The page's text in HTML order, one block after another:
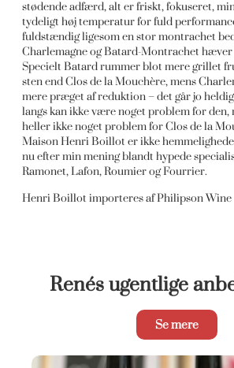
stødende adfærd, alt er friskt, fokuseret,
tydeligt høj temperatur for fuld
fuldstændig ligesom en stor montrachet
Charlemagne og Batard-Montrachet hæver
Specielt Batard rummer blot mere grillet
sten end Clos de la Mouchère, mens
mere præget af reduktion – det går jo
langs kan ikke være noget problem for den,
heller ikke noget problem for Clos de la
Maison Henri Boillot er ikke
nu efter min mening blandt hypede
Ramonet, Lafon, Roumier og Fourrier.
Henri Boillot importeres af Philipson Wine
Renés ugentlige
Se mere